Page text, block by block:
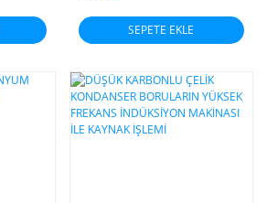
SEPETE EKLE